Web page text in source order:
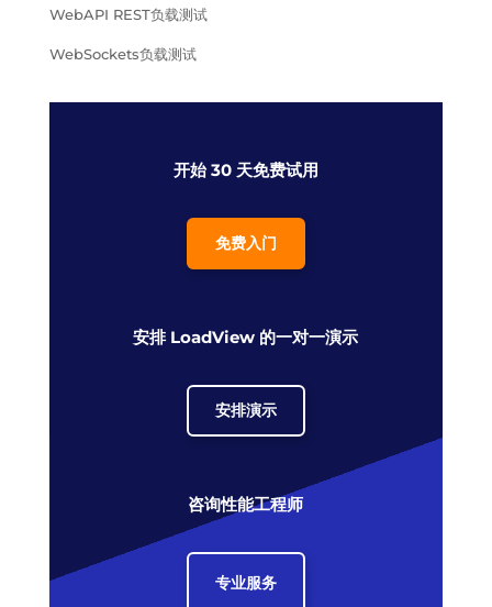
WebAPI REST负载测试
WebSockets负载测试
开始 30 天免费试用
免费入门
安排 LoadView 的一对一演示
安排演示
咨询性能工程师
专业服务